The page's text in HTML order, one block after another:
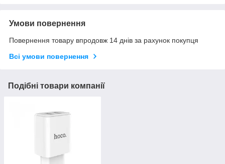
Умови повернення
Повернення товару впродовж 14 днів за рахунок покупця
Всі умови повернення
Подібні товари компанії